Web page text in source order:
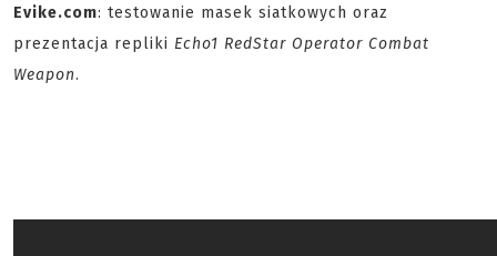
Evike.com: testowanie masek siatkowych oraz
prezentacja repliki Echo1 RedStar Operator Combat
Weapon.